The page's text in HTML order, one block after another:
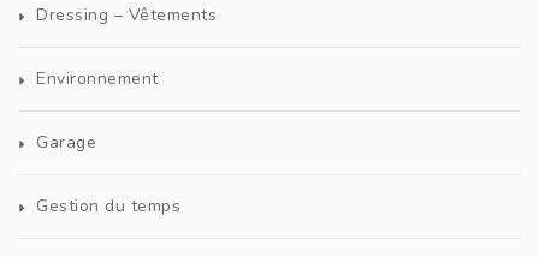
Dressing – Vêtements
Environnement
Garage
Gestion du temps